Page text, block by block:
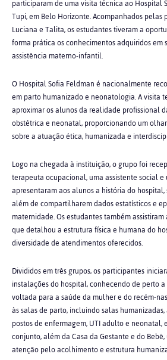
participaram de uma visita técnica ao Hospital
Tupi, em Belo Horizonte. Acompanhados pelas
Luciana e Talita, os estudantes tiveram a
forma prática os conhecimentos adquiridos em
assistência materno-infantil.
O Hospital Sofia Feldman é nacionalmente
em parto humanizado e neonatologia. A visita
aproximar os alunos da realidade profissional
obstétrica e neonatal, proporcionando um
sobre a atuação ética, humanizada e
Logo na chegada à instituição, o grupo foi
terapeuta ocupacional, uma assistente social e
apresentaram aos alunos a história do hospital,
além de compartilharem dados estatísticos e
maternidade. Os estudantes também
que detalhou a estrutura física e humana do
diversidade de atendimentos oferecidos.
Divididos em três grupos, os participantes
instalações do hospital, conhecendo de perto
voltada para a saúde da mulher e do recém-
às salas de parto, incluindo salas
postos de enfermagem, UTI adulto e
conjunto, além da Casa da Gestante e do
atenção pelo acolhimento e estrutura